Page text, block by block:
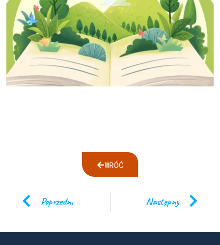
WRÓĆ
Poprzedni Następny